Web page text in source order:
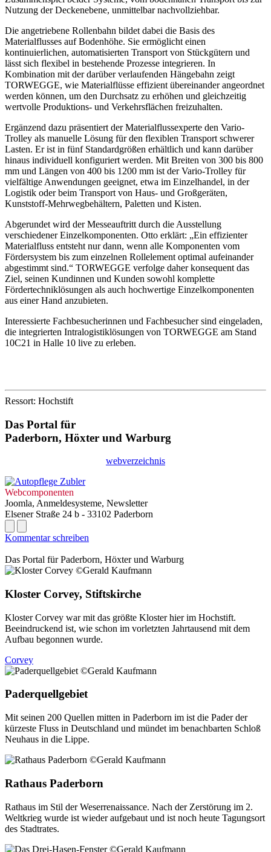
Nutzung der Deckenebene, unmittelbar nachvollziehbar.
Die angetriebene Rollenbahn bildet dabei die Basis des
Materialflusses auf Bodenhöhe. Sie ermöglicht einen
kontinuierlichen, automatisierten Transport von Stückgütern und
lässt sich flexibel in bestehende Prozesse integrieren. In
Kombination mit der darüber verlaufenden Hängebahn zeigt
TORWEGGE, wie Materialflüsse effizient übereinander angeordnet
werden können, um den Durchsatz zu erhöhen und gleichzeitig
wertvolle Produktions- und Verkehrsflächen freizuhalten.
Ergänzend dazu präsentiert der Materialflussexperte den Vario-
Trolley als manuelle Lösung für den flexiblen Transport schwerer
Lasten. Er ist in fünf Standardgrößen erhältlich und kann darüber
hinaus individuell konfiguriert werden. Mit Breiten von 300 bis 800
mm und Längen von 400 bis 1200 mm ist der Vario-Trolley für
vielfältige Anwendungen geeignet, etwa im Einzelhandel, in der
Logistik oder beim Transport von Haus- und Großgeräten,
Kunststoff-Mehrwegbehältern, Paletten und Kisten.
Abgerundet wird der Messeauftritt durch die Ausstellung
verschiedener Einzelkomponenten. Otto erklärt: „Ein effizienter
Materialfluss entsteht nur dann, wenn alle Komponenten vom
Fördersystem bis zum einzelnen Rollelement optimal aufeinander
abgestimmt sind.“ TORWEGGE verfolge daher konsequent das
Ziel, seinen Kundinnen und Kunden sowohl komplette
Fördertechniklösungen als auch hochwertige Einzelkomponenten
aus einer Hand anzubieten.
Interessierte Fachbesucherinnen und Fachbesucher sind eingeladen,
die integrierten Intralogistiklösungen von TORWEGGE am Stand
10C21 in Halle 10 live zu erleben.
Ressort: Hochstift
Das Portal für
Paderborn, Höxter und Warburg
webverzeichnis
Webcomponenten
Joomla, Anmeldesysteme, Newsletter
Elsener Straße 24 b - 33102 Paderborn
Kommentar schreiben
Das Portal fürPaderborn, Höxterund Warburg
Kloster Corvey, Stiftskirche
Kloster Corvey war mit das größte Kloster hier im Hochstift.
Beeindruckend ist, wie schon im vorletzten Jahrtausend mit dem
Aufbau begonnen wurde.
Corvey
Paderquellgebiet
Mit seinen 200 Quellen mitten in Paderborn im ist die Pader der
kürzeste Fluss in Deutschland und mündet im benachbarten Schloß
Neuhaus in die Lippe.
Rathaus Paderborn
Rathaus im Stil der Weserrenaissance. Nach der Zerstörung im 2.
Weltkrieg wurde ist wieder aufgebaut und ist noch heute Tagungsort
des Stadtrates.